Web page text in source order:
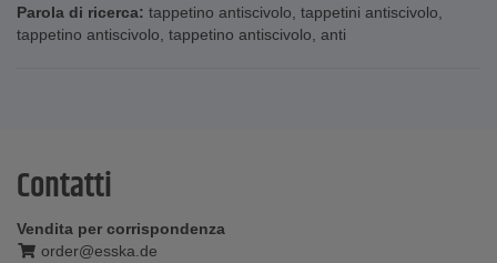
Parola di ricerca: tappetino antiscivolo, tappetini antiscivolo,
tappetino antiscivolo, tappetino antiscivolo, anti
Contatti
Vendita per corrispondenza
order@esska.de